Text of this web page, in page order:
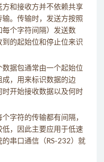
方和接收方并不依赖共享
。传输时，发送方按照
个字符间隔）发送数
的起始位和停止位来识
数据包通常由一个起始位
，用来标识数据的边
开始接收数据以及何时
个字符的传输都有间隔，
，因此主要应用于低速
串口通信（RS-232）就